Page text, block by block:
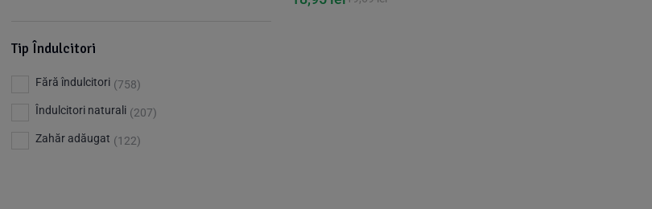
Bio Nature
(1)
Tip Îndulcitori
Fără îndulcitori (758)
Îndulcitori naturali (207)
Zahăr adăugat (122)